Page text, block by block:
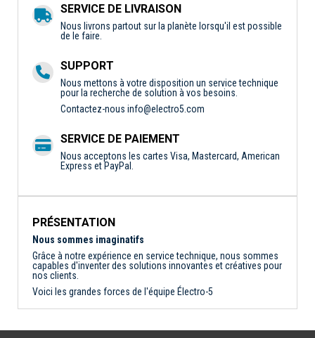
SERVICE DE LIVRAISON
Nous livrons partout sur la planète lorsqu'il est possible
de le faire.
SUPPORT
Nous mettons à votre disposition un service technique
pour la recherche de solution à vos besoins.
Contactez-nous info@electro5.com
SERVICE DE PAIEMENT
Nous acceptons les cartes Visa, Mastercard, American
Express et PayPal.
PRÉSENTATION
Nous sommes imaginatifs
Grâce à notre expérience en service technique, nous sommes
capables d'inventer des solutions innovantes et créatives pour
nos clients.
Voici les grandes forces de l'équipe Électro-5